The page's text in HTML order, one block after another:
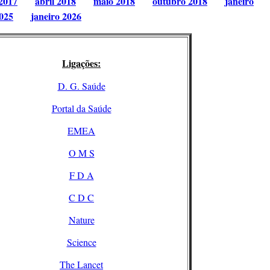
janeiro 2026
Ligações:
D. G. Saúde
Portal da Saúde
EMEA
O M S
F D A
C D C
Nature
Science
The Lancet